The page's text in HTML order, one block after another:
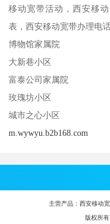
移动宽带活动，西安移
表，西安移动宽带办理电
博物馆家属院
大新巷小区
富泰公司家属院
玫瑰坊小区
城市之心小区
m.wywyu.b2b168.com
主营产品： 西安移动
版权所